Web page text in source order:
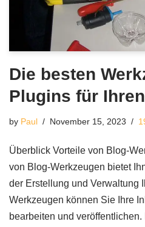
Die besten
Plugins für
by Paul November 15, 2023
Überblick Vorteile von Blog-
von Blog-Werkzeugen bietet
der Erstellung und Verwaltung
Werkzeugen können Sie Ihre
bearbeiten und